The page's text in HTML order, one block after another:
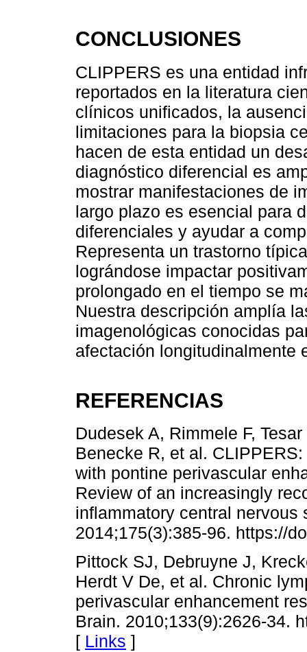
CONCLUSIONES
CLIPPERS es una entidad
reportados en la literatura
clínicos unificados, la
limitaciones para la biopsia
hacen de esta entidad un
diagnóstico diferencial es
mostrar manifestaciones de
largo plazo es esencial para
diferenciales y ayudar a
Representa un trastorno
lográndose impactar
prolongado en el tiempo se
Nuestra descripción amplía
imagenológicas conocidas
afectación longitudinalmente
REFERENCIAS
Dudesek A, Rimmele F,
Benecke R, et al.
with pontine perivascular
Review of an increasingly
inflammatory central
2014;175(3):385-96. https://
Pittock SJ, Debruyne J,
Herdt V De, et al. Chronic
perivascular enhancement
Brain. 2010;133(9):2626-34.
[ Links ]